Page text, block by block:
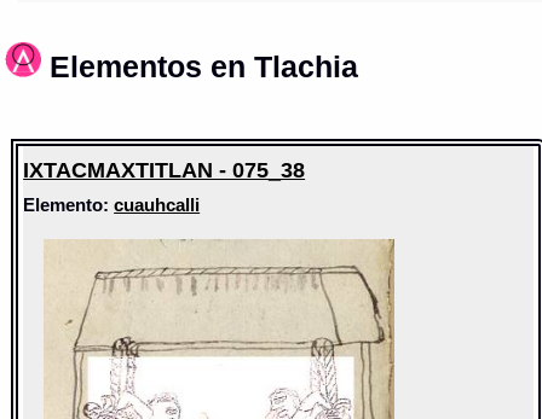
Elementos en Tlachia
IXTACMAXTITLAN - 075_38
Elemento:cuauhcalli